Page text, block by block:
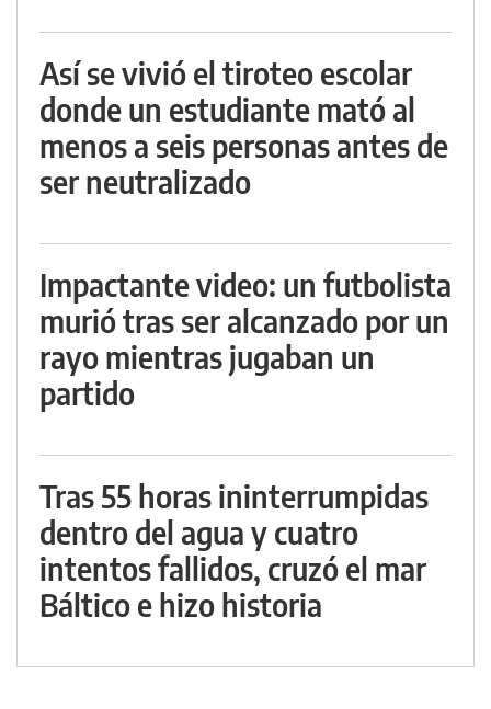
Así se vivió el tiroteo escolar
donde un estudiante mató al
menos a seis personas antes de
ser neutralizado
Impactante video: un futbolista
murió tras ser alcanzado por un
rayo mientras jugaban un
partido
Tras 55 horas ininterrumpidas
dentro del agua y cuatro
intentos fallidos, cruzó el mar
Báltico e hizo historia